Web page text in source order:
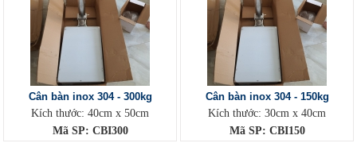
Cân bàn inox 304 - 300kg
Kích thước: 40cm x 50cm
Mã SP: CBI300
Cân bàn inox 304 - 150kg
Kích thước: 30cm x 40cm
Mã SP: CBI150